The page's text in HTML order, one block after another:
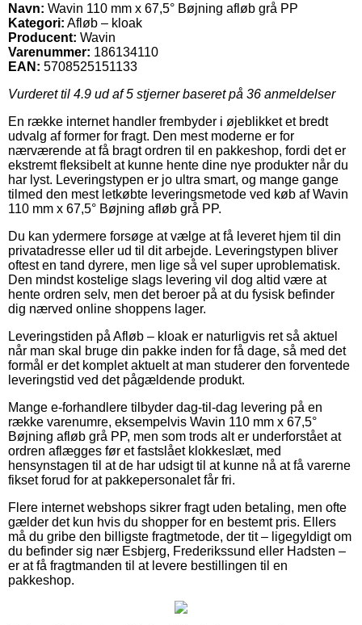
Navn: Wavin 110 mm x 67,5° Bøjning afløb grå PP
Kategori: Afløb – kloak
Producent: Wavin
Varenummer: 186134110
EAN: 5708525151133
Vurderet til 4.9 ud af 5 stjerner baseret på 36 anmeldelser
En række internet handler frembyder i øjeblikket et bredt
udvalg af former for fragt. Den mest moderne er for
nærværende at få bragt ordren til en pakkeshop, fordi det er
ekstremt fleksibelt at kunne hente dine nye produkter når du
har lyst. Leveringstypen er jo ultra smart, og mange gange
tilmed den mest letkøbte leveringsmetode ved køb af Wavin
110 mm x 67,5° Bøjning afløb grå PP.
Du kan ydermere forsøge at vælge at få leveret hjem til din
privatadresse eller ud til dit arbejde. Leveringstypen bliver
oftest en tand dyrere, men lige så vel super uproblematisk.
Den mindst kostelige slags levering vil dog altid være at
hente ordren selv, men det beroer på at du fysisk befinder
dig nærved online shoppens lager.
Leveringstiden på Afløb – kloak er naturligvis ret så aktuel
når man skal bruge din pakke inden for få dage, så med det
formål er det komplet aktuelt at man studerer den forventede
leveringstid ved det pågældende produkt.
Mange e-forhandlere tilbyder dag-til-dag levering på en
række varenumre, eksempelvis Wavin 110 mm x 67,5°
Bøjning afløb grå PP, men som trods alt er underforstået at
ordren aflægges før et fastslået klokkeslæt, med
hensynstagen til at de har udsigt til at kunne nå at få varerne
fikset forud for at pakkepersonalet får fri.
Flere internet webshops sikrer fragt uden betaling, men ofte
gælder det kun hvis du shopper for en bestemt pris. Ellers
må du gribe den billigste fragtmetode, der tit – ligegyldigt om
du befinder sig nær Esbjerg, Frederikssund eller Hadsten –
er at få fragtmanden til at levere bestillingen til en
pakkeshop.